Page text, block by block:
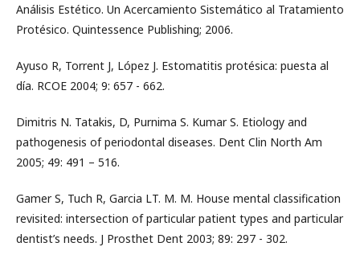
Análisis Estético. Un Acercamiento Sistemático al Tratamiento
Protésico. Quintessence Publishing; 2006.
Ayuso R, Torrent J, López J. Estomatitis protésica: puesta al
día. RCOE 2004; 9: 657 - 662.
Dimitris N. Tatakis, D, Purnima S. Kumar S. Etiology and
pathogenesis of periodontal diseases. Dent Clin North Am
2005; 49: 491 – 516.
Gamer S, Tuch R, Garcia LT. M. M. House mental classification
revisited: intersection of particular patient types and particular
dentist’s needs. J Prosthet Dent 2003; 89: 297 - 302.